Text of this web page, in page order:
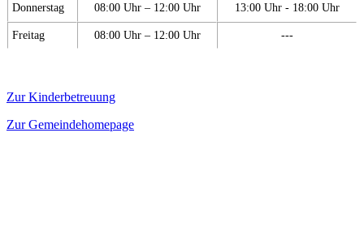
Donnerstag 08:00 Uhr – 12:00 Uhr 13:00 Uhr - 18:00 Uhr
Freitag 08:00 Uhr – 12:00 Uhr ---
Zur Kinderbetreuung
Zur Gemeindehomepage